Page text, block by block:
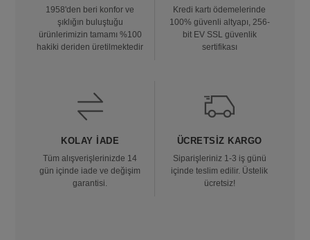
1958'den beri konfor ve
şıklığın buluştuğu
ürünlerimizin tamamı %100
hakiki deriden üretilmektedir
Kredi kartı ödemelerinde
100% güvenli altyapı, 256-
bit EV SSL güvenlik
sertifikası
KOLAY İADE
Tüm alışverişlerinizde 14
gün içinde iade ve değişim
garantisi.
ÜCRETSIZ KARGO
Siparişleriniz 1-3 iş günü
içinde teslim edilir. Üstelik
ücretsiz!